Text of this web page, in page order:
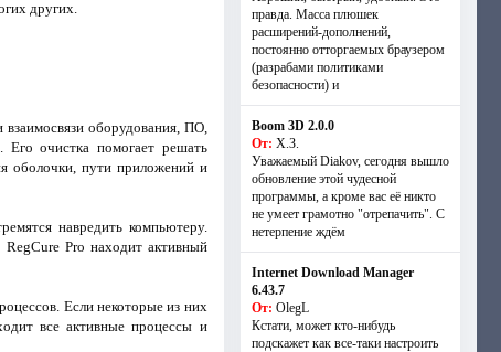
других.
оборудования, ПО,
Его очистка помогает решать
оболочки, пути приложений и
навредить компьютеру.
Pro находит активный
Если некоторые из них
все активные процессы и
правда. Масса плюшек
расширений-дополнений,
постоянно отторгаемых браузером
(разрабами политиками
безопасности) и
Boom 3D 2.0.0
От: Х.З.
Уважаемый Diakov, сегодня вышло
обновление этой чудесной
программы, а кроме вас её никто
не умеет грамотно "отрепачить". С
нетерпение ждём
Internet Download Manager
6.43.7
От: OlegL
Кстати, может кто-нибудь
подскажет как все-таки настроить